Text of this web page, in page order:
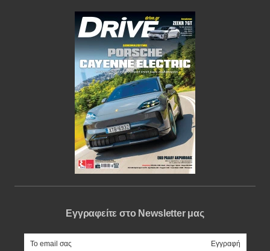
Εγγραφείτε στο Newsletter μας
e-mail